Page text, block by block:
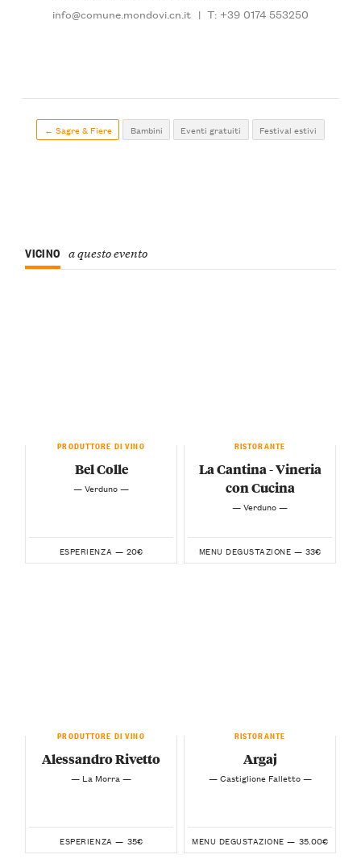
info@comune.mondovi.cn.it | T: +39 0174 553250
← Sagre & Fiere Bambini Eventi gratuiti Festival estivi
VICINO a questo evento
PRODUTTORE DI VINO
Bel Colle
— Verduno —
ESPERIENZA — 20€
RISTORANTE
La Cantina - Vineria
con Cucina
— Verduno —
MENU DEGUSTAZIONE — 33€
PRODUTTORE DI VINO
Alessandro Rivetto
— La Morra —
ESPERIENZA — 35€
RISTORANTE
Argaj
— Castiglione Falletto —
MENU DEGUSTAZIONE — 35.00€